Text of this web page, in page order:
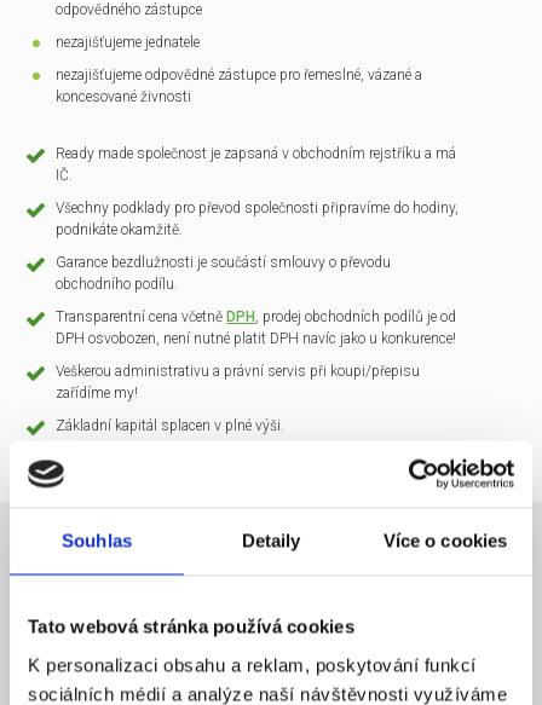
Souhlas Detaily Více o cookies
Tato webová stránka používá cookies
K personalizaci obsahu a reklam, poskytování funkcí
sociálních médií a analýze naší návštěvnosti využíváme
odpovědného zástupce
nezajišťujeme jednatele
nezajišťujeme odpovědné zástupce pro řemeslné, vázané a
koncesované živnosti
Ready made společnost je zapsaná v obchodním rejstříku a má
IČ.
Všechny podklady pro převod společnosti připravíme do hodiny,
podnikáte okamžitě.
Garance bezdlužnosti je součástí smlouvy o převodu
obchodního podílu.
Transparentní cena včetně DPH , prodej obchodních podílů je od
DPH osvobozen, není nutné platit DPH navíc jako u konkurence!
Veškerou administrativu a právní servis při koupi/přepisu
zařídíme my!
Základní kapitál splacen v plné výši.
NÁZEV SPOLEČNOSTI
SÍDLO